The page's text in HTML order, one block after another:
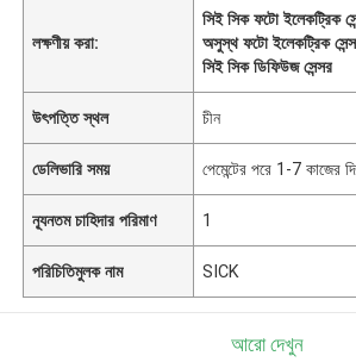
লক্ষণীয় করা:
সিই সিক ফটো ইলেকট্রিক
অসুস্থ ফটো ইলেকট্রিক
সিই সিক ডিফিউজ সেন্সর
উৎপত্তি স্থল চীন
ডেলিভারি সময় পেমেন্টের পরে 1-7 কাজের
ন্যূনতম চাহিদার পরিমাণ 1
পরিচিতিমুলক নাম SICK
আরো দেখুন